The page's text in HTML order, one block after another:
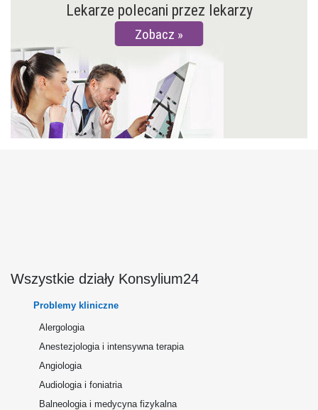
Lekarze polecani przez lekarzy
Zobacz
Wszystkie działy Konsylium24
Problemy kliniczne
Alergologia
Anestezjologia i intensywna terapia
Angiologia
Audiologia i foniatria
Balneologia i medycyna fizykalna